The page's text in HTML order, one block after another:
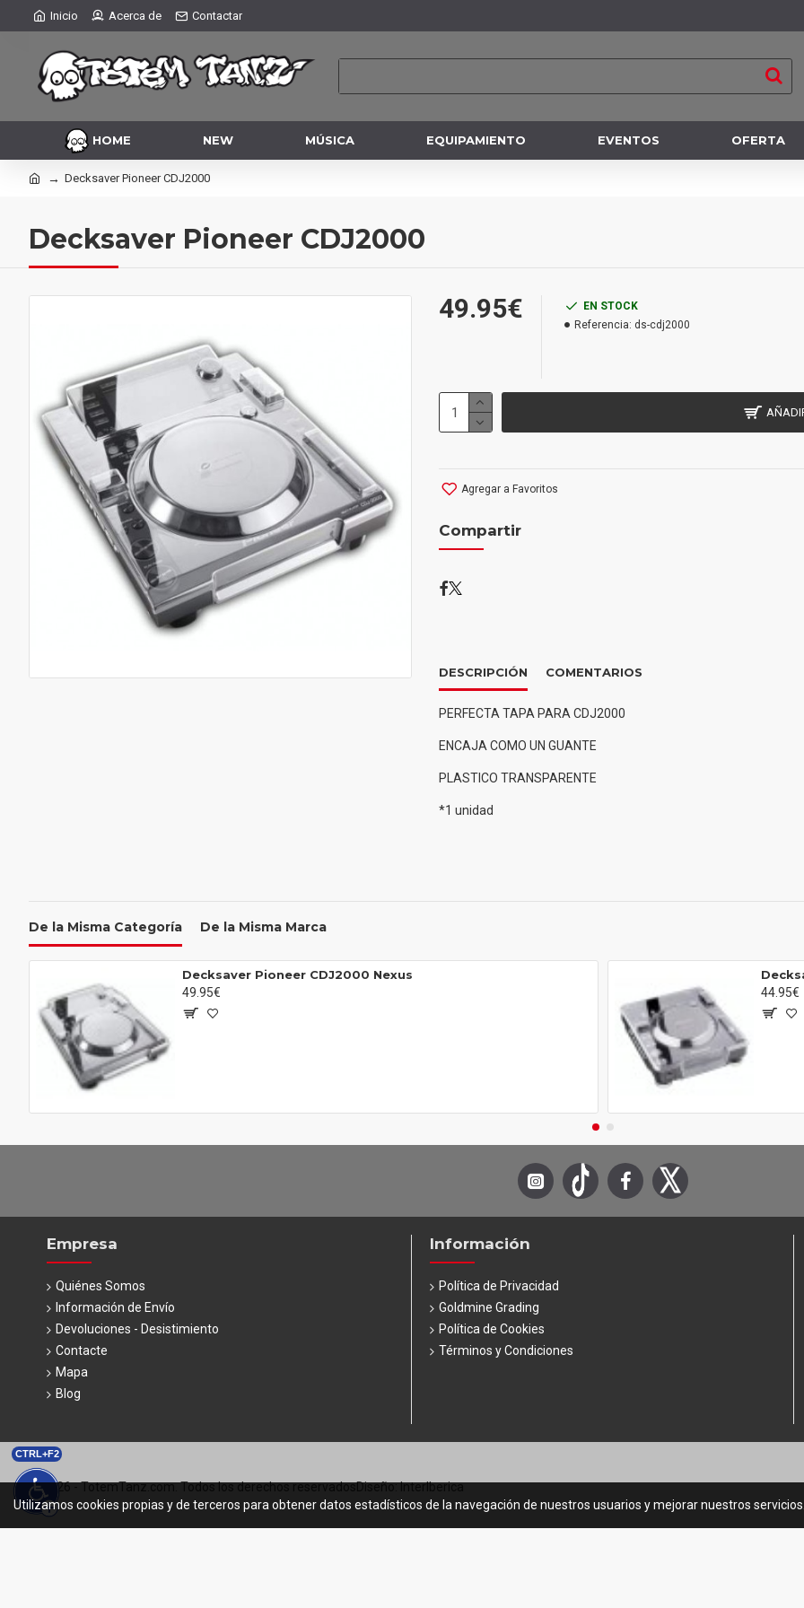
CTRL+F2
Inicio Acerca de Contactar
HOME NEW MÚSICA EQUIPAMIENTO EVENTOS OFERTA
Decksaver Pioneer CDJ2000
Decksaver Pioneer CDJ2000
49.95€
EN STOCK
Referencia: ds-cdj2000
Agregar a Favoritos
Compartir
DESCRIPCIÓN COMENTARIOS
PERFECTA TAPA PARA CDJ2000
ENCAJA COMO UN GUANTE
PLASTICO TRANSPARENTE
*1 unidad
De la Misma Categoría De la Misma Marca
Decksaver Pioneer CDJ2000 Nexus
49.95€
44.95€
Empresa
Quiénes Somos
Información de Envío
Devoluciones - Desistimiento
Contacte
Mapa
Blog
Información
Política de Privacidad
Goldmine Grading
Política de Cookies
Términos y Condiciones
© 2026 - TotemTanz.com. Todos los derechos reservadosDiseño: InterIberica
Utilizamos cookies propias y de terceros para obtener datos estadísticos de la navegación de nuestros usuarios y mejorar nuestros